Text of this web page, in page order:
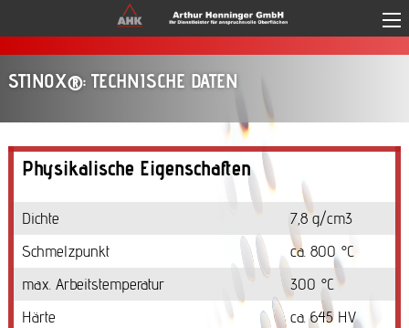
STINOX®: TECHNISCHE DATEN
Physikalische Eigenschaften
Dichte
7,8 g/cm3
Schmelzpunkt
ca. 800 °C
max. Arbeitstemperatur
300 °C
Härte
ca. 645 HV